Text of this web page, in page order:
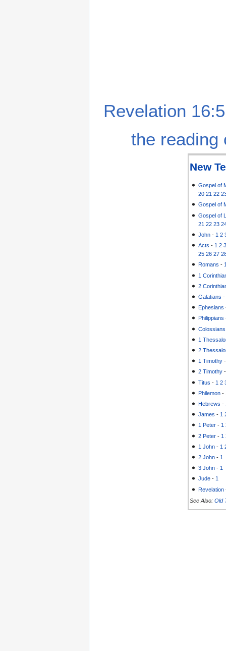
Revelation
the reading
New
Gospel of
20 21 22
Gospel of
Gospel of
21 22 23
John - 1 2
Acts - 1 2
25 26 27
Romans -
1
2
Galatians
Ephesians
Philippians
Colossians
1
2
1 Timothy
2 Timothy
Titus - 1 2
Philemon -
Hebrews -
James - 1
1 Peter - 1
2 Peter - 1
1 John - 1
2 John - 1
3 John - 1
Jude - 1
Revelation
See Also: Old